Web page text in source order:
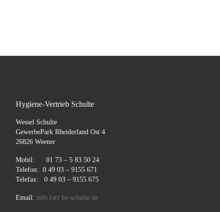
Hygiene-Vertrieb Schulte
Wessel Schulte
GewerbePark Rheiderland Ost 4
26826 Weener
Mobil: 01 73 – 5 83 50 24
Telefon: 0 49 03 – 9155 671
Telefax: 0 49 03 – 9155 675
Email: info (at) hv-schulte.de